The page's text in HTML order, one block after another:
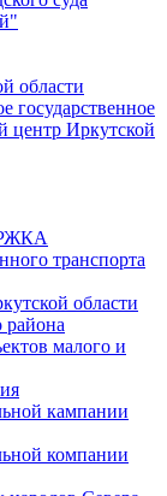
области
государственное
центр Иркутской
транспорта
области
района
малого и
кампании
компании